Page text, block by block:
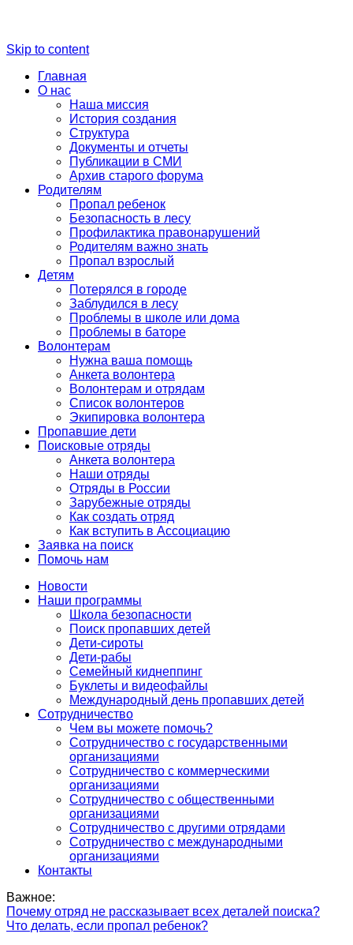
Skip to content
Главная
О нас
Наша миссия
История создания
Структура
Документы и отчеты
Публикации в СМИ
Архив старого форума
Родителям
Пропал ребенок
Безопасность в лесу
Профилактика правонарушений
Родителям важно знать
Пропал взрослый
Детям
Потерялся в городе
Заблудился в лесу
Проблемы в школе или дома
Проблемы в баторе
Волонтерам
Нужна ваша помощь
Анкета волонтера
Волонтерам и отрядам
Список волонтеров
Экипировка волонтера
Пропавшие дети
Поисковые отряды
Анкета волонтера
Наши отряды
Отряды в России
Зарубежные отряды
Как создать отряд
Как вступить в Ассоциацию
Заявка на поиск
Помочь нам
Новости
Наши программы
Школа безопасности
Поиск пропавших детей
Дети-сироты
Дети-рабы
Семейный киднеппинг
Буклеты и видеофайлы
Международный день пропавших детей
Сотрудничество
Чем вы можете помочь?
Сотрудничество с государственными
организациями
Сотрудничество с коммерческими
организациями
Сотрудничество с общественными
организациями
Сотрудничество с другими отрядами
Сотрудничество с международными
организациями
Контакты
Важное:
Почему отряд не рассказывает всех деталей поиска?
Что делать, если пропал ребенок?